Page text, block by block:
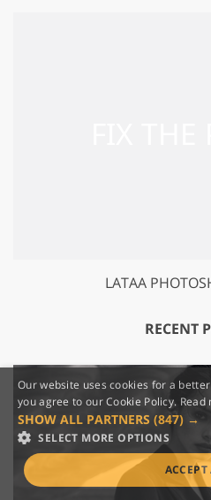
LATAA
RECENT
Our website uses cookies for a
you agree to our Cookie Policy. Read
SHOW ALL PARTNERS (847) →
SELECT MORE OPTIONS